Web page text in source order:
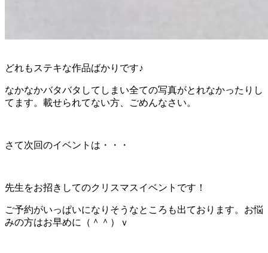
どれもステキな作品ばかりです♪
なかなかバタバタしてしまい全ての写真がとれなかったりし
てます。載せられてない方、ごめんなさい。
さて次回のイベントは・・・
先生をお招きしてのクリスマスイベントです！
ご予約がいっぱいになりそうなところも出ております。お悩
みの方はお早めに（＾＾）ｖ